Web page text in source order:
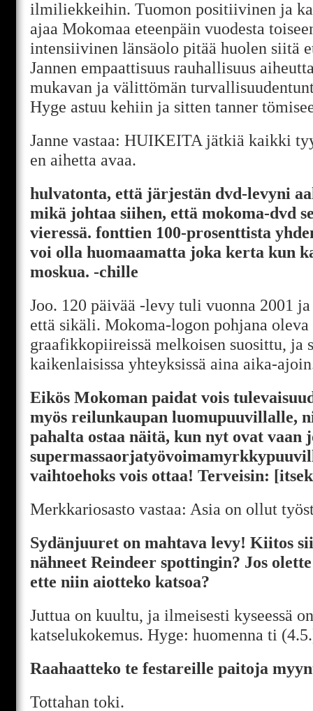
ilmiliekkeihin. Tuomon positiivinen ja
ajaa Mokomaa eteenpäin vuodesta
intensiivinen länsäolo pitää huolen siitä
Jannen empaattisuus rauhallisuus
mukavan ja välittömän
Hyge astuu kehiin ja sitten tanner
Janne vastaa: HUIKEITA jätkiä kaikki
en aihetta avaa.
hulvatonta, että järjestän dvd-levyni
mikä johtaa siihen, että mokoma-dvd
vieressä. fonttien 100-prosenttista
voi olla huomaamatta joka kerta kun
moskua. -chille
Joo. 120 päivää -levy tuli vuonna 2001
että sikäli. Mokoma-logon pohjana
graafikkopiireissä melkoisen suosittu, ja
kaikenlaisissa yhteyksissä aina aika-
Eikös Mokoman paidat vois
myös reilunkaupan luomupuuvillalle,
pahalta ostaa näitä, kun nyt ovat vaan
vaihtoehoks vois ottaa! Terveisin:
Merkkariosasto vastaa: Asia on ollut
Sydänjuuret on mahtava levy! Kiitos
nähneet Reindeer spottingin? Jos
ette niin aiotteko katsoa?
Juttua on kuultu, ja ilmeisesti kyseessä
katselukokemus. Hyge: huomenna ti
Raahaatteko te festareille paitoja
Tottahan toki.